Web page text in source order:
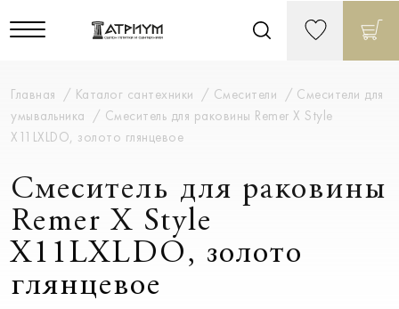
Главная Каталог сантехники Смесители
Смесители для
умывальника
Смеситель для раковины Remer X Style
X11LXLDO, золото глянцевое
Смеситель для раковины
Remer X Style
X11LXLDO, золото
глянцевое